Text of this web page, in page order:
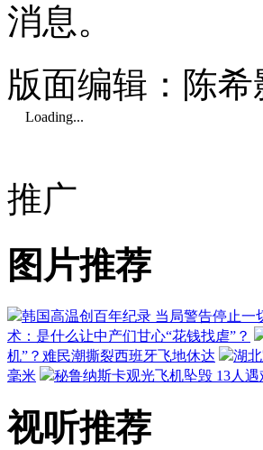
消息。
版面编辑：陈希
Loading...
推广
图片推荐
韩国高温创百年纪录 当局警告停止一
术：是什么让中产们甘心“花钱找虐”？
机”？难民潮撕裂西班牙飞地休达
湖
毫米
秘鲁纳斯卡观光飞机坠毁 13人遇
视听推荐